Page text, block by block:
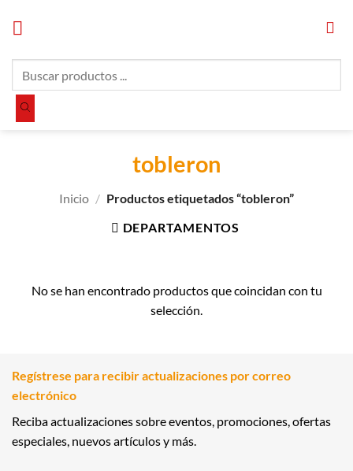
productos
tobleron
Inicio / Productos etiquetados “tobleron”
DEPARTAMENTOS
No se han encontrado productos que coincidan con tu
selección.
Regístrese para recibir actualizaciones por correo
electrónico
Reciba actualizaciones sobre eventos, promociones, ofertas
especiales, nuevos artículos y más.